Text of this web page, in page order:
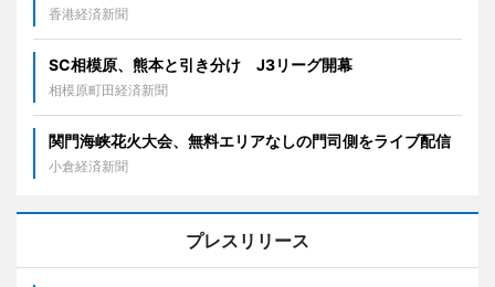
香港経済新聞
SC相模原、熊本と引き分け J3リーグ開幕
相模原町田経済新聞
関門海峡花火大会、無料エリアなしの門司側をライブ配信
小倉経済新聞
プレスリリース